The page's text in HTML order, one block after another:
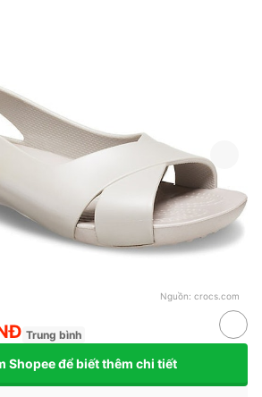
Nguồn: crocs.com
Trung bình
Shopee để biết thêm chi tiết